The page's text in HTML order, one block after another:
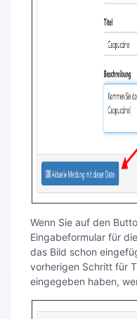
Wenn Sie auf den
Eingabeformular für
das Bild schon
vorherigen Schritt für
eingegeben haben,